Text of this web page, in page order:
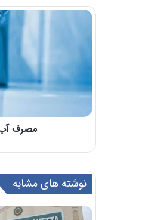
مصرف آب
نوشته های مشابه